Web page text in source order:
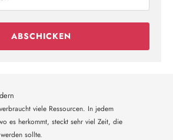
ABSCHICKEN
viele Ressourcen. In jedem
es herkommt, steckt sehr viel Zeit, die
sollte.